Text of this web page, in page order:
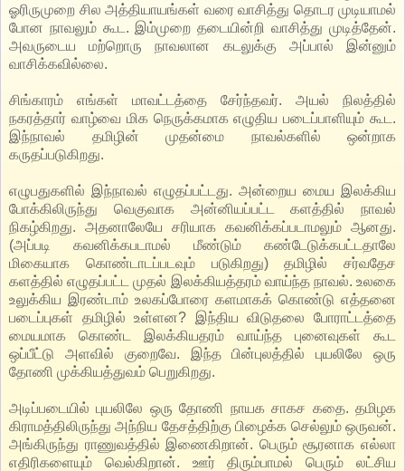
ஓரிருமுறை சில அத்தியாயங்கள் வரை வாசித்து தொடர முடியாமல்
போன நாவலும் கூட. இம்முறை தடையின்றி வாசித்து முடித்தேன்.
அவருடைய மற்றொரு நாவலான கடலுக்கு அப்பால் இன்னும்
வாசிக்கவில்லை.
சிங்காரம் எங்கள் மாவட்டத்தை சேர்ந்தவர். அயல் நிலத்தில்
நகரத்தார் வாழ்வை மிக நெருக்கமாக எழுதிய படைப்பாளியும் கூட.
இந்நாவல் தமிழின் முதன்மை நாவல்களில் ஒன்றாக
கருதப்படுகிறது.
எழுபதுகளில் இந்நாவல் எழுதப்பட்டது. அன்றைய மைய இலக்கிய
போக்கிலிருந்து வெகுவாக அன்னியப்பட்ட களத்தில் நாவல்
நிகழ்கிறது. அதனாலேயே சரியாக கவனிக்கப்படாமலும் ஆனது.
(அப்படி கவனிக்கபடாமல் மீண்டும் கண்டேடுக்கபட்டதாலே
மிகையாக கொண்டாடப்படவும் படுகிறது) தமிழில் சர்வதேச
களத்தில் எழுதப்பட்ட முதல் இலக்கியத்தரம் வாய்ந்த நாவல். உலகை
உலுக்கிய இரண்டாம் உலகப்போரை களமாகக் கொண்டு எத்தனை
படைப்புகள் தமிழில் உள்ளன? இந்திய விடுதலை போராட்டத்தை
மையமாக கொண்ட இலக்கியதரம் வாய்ந்த புனைவுகள் கூட
ஒப்பீட்டு அளவில் குறைவே. இந்த பின்புலத்தில் புயலிலே ஒரு
தோணி முக்கியத்துவம் பெறுகிறது.
அடிப்படையில் புயலிலே ஒரு தோணி நாயக சாகச கதை. தமிழக
கிராமத்திலிருந்து அந்நிய தேசத்திற்கு பிழைக்க செல்லும் ஒருவன்.
அங்கிருந்து ராணுவத்தில் இணைகிறான். பெரும் சூரனாக எல்லா
எதிரிகளையும் வெல்கிறான். ஊர் திரும்பாமல் பெரும் லட்சிய